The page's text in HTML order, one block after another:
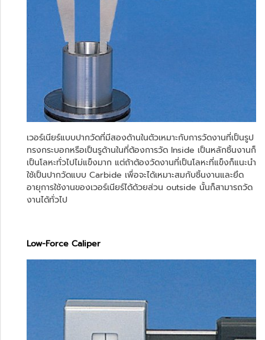
เวอร์เนียร์แบบปากวัดที่มีสองด้านในตัวเหมาะกับการวัดงานที่เป็นรูป
ทรงกระบอกหรือเป็นรูด้านในที่ต้องการวัด Inside เป็นหลักชิ้นงานก็
เป็นโลหะทั่วไปไม่แข็งมาก แต่ถ้าต้องวัดงานที่เป็นโลหะที่แข็งก็แนะนำ
ใช้เป็นปากวัดแบบ Carbide เพื่อจะได้เหมาะสมกับชิ้นงานและยึด
อายุการใช้งานของเวอร์เนียร์ได้ด้วยส่วน outside นั้นก็สามารถวัด
งานได้ทั่วไป
Low-Force Caliper